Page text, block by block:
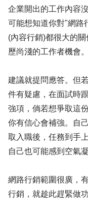
企業開出的工作內容
可能想知道你對"網路
(內容行銷)都很大的
歷尚淺的工作者機會。
建議就提問應答。但
件有疑慮，在面試時
強項，倘若想爭取這
你有信心會補強。自
取入職後，任務到手
自己也可能感到空氣
網路行銷範圍很廣，
行銷，就趁此趕緊做